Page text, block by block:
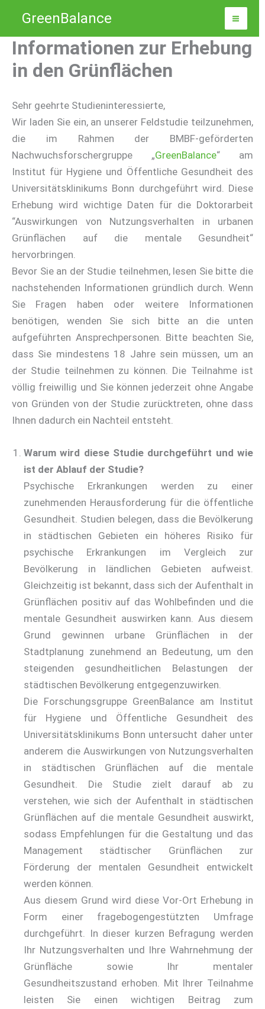
Inhalt
springen
GreenBalance
Informationen zur Erhebung
in den Grünflächen
Sehr geehrte Studieninteressierte,
Wir laden Sie ein, an unserer Feldstudie teilzunehmen,
die im Rahmen der BMBF-geförderten
Nachwuchsforschergruppe „GreenBalance“ am
Institut für Hygiene und Öffentliche Gesundheit des
Universitätsklinikums Bonn durchgeführt wird. Diese
Erhebung wird wichtige Daten für die Doktorarbeit
“Auswirkungen von Nutzungsverhalten in urbanen
Grünflächen auf die mentale Gesundheit“
hervorbringen.
Bevor Sie an der Studie teilnehmen, lesen Sie bitte die
nachstehenden Informationen gründlich durch. Wenn
Sie Fragen haben oder weitere Informationen
benötigen, wenden Sie sich bitte an die unten
aufgeführten Ansprechpersonen. Bitte beachten Sie,
dass Sie mindestens 18 Jahre sein müssen, um an
der Studie teilnehmen zu können. Die Teilnahme ist
völlig freiwillig und Sie können jederzeit ohne Angabe
von Gründen von der Studie zurücktreten, ohne dass
Ihnen dadurch ein Nachteil entsteht.
Warum wird diese Studie durchgeführt und wie
ist der Ablauf der Studie?
Psychische Erkrankungen werden zu einer
zunehmenden Herausforderung für die öffentliche
Gesundheit. Studien belegen, dass die Bevölkerung
in städtischen Gebieten ein höheres Risiko für
psychische Erkrankungen im Vergleich zur
Bevölkerung in ländlichen Gebieten aufweist.
Gleichzeitig ist bekannt, dass sich der Aufenthalt in
Grünflächen positiv auf das Wohlbefinden und die
mentale Gesundheit auswirken kann. Aus diesem
Grund gewinnen urbane Grünflächen in der
Stadtplanung zunehmend an Bedeutung, um den
steigenden gesundheitlichen Belastungen der
städtischen Bevölkerung entgegenzuwirken.
Die Forschungsgruppe GreenBalance am Institut
für Hygiene und Öffentliche Gesundheit des
Universitätsklinikums Bonn untersucht daher unter
anderem die Auswirkungen von Nutzungsverhalten
in städtischen Grünflächen auf die mentale
Gesundheit. Die Studie zielt darauf ab zu
verstehen, wie sich der Aufenthalt in städtischen
Grünflächen auf die mentale Gesundheit auswirkt,
sodass Empfehlungen für die Gestaltung und das
Management städtischer Grünflächen zur
Förderung der mentalen Gesundheit entwickelt
werden können.
Aus diesem Grund wird diese Vor-Ort Erhebung in
Form einer fragebogengestützten Umfrage
durchgeführt. In dieser kurzen Befragung werden
Ihr Nutzungsverhalten und Ihre Wahrnehmung der
Grünfläche sowie Ihr mentaler
Gesundheitszustand erhoben. Mit Ihrer Teilnahme
leisten Sie einen wichtigen Beitrag zum